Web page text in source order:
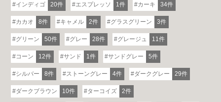
インディゴ 20件 エスプレッソ 1件 カーキ 34件
カカオ 8件 キャメル 2件 グラスグリーン 3件
グリーン 50件 グレー 28件 グレージュ 11件
コーン 12件 サンド 1件 サンドグレー 5件
シルバー 8件 ストーングレー 4件 ダークグレー 29件
ダークブラウン 10件 ターコイズ 2件